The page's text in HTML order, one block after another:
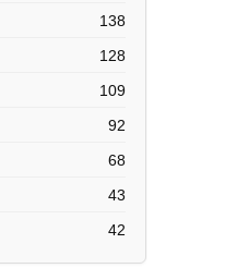
138
128
109
92
68
43
42